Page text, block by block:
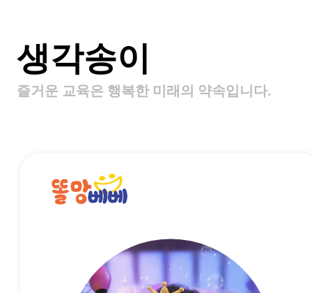
생각송이
즐거운 교육은 행복한 미래의 약속입니다.